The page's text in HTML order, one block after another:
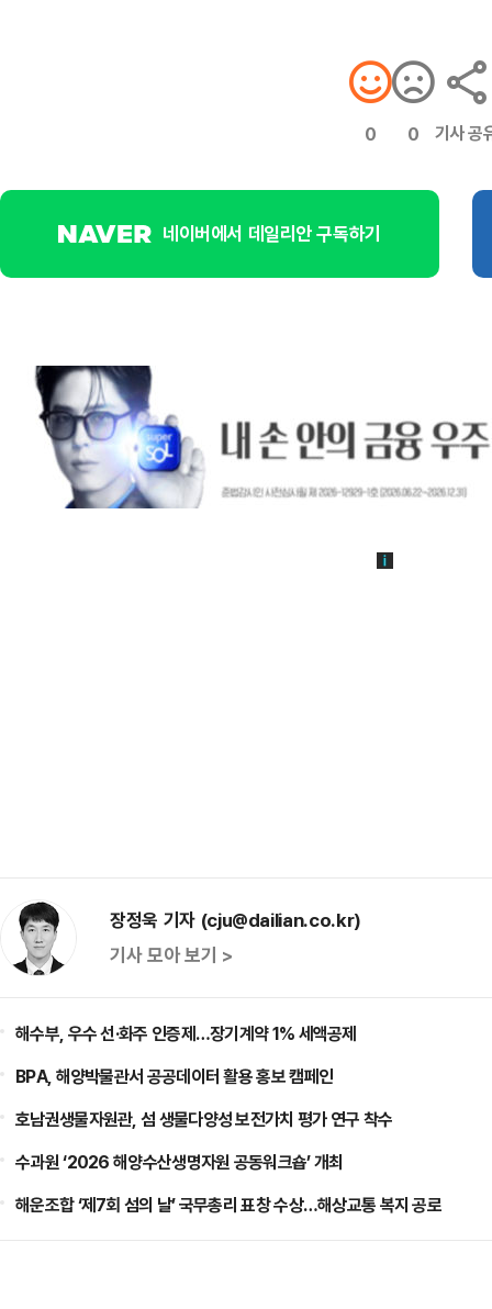
0 0 기사 공
네이버에서 데일리안 구독하기
장정욱 기자 (cju@dailian.co.kr)
기사 모아 보기 >
해수부, 우수 선·화주 인증제…장기계약 1% 세액공제
BPA, 해양박물관서 공공데이터 활용 홍보 캠페인
호남권생물자원관, 섬 생물다양성 보전가치 평가 연구 착수
수과원 ‘2026 해양수산생명자원 공동워크숍’ 개최
해운조합 ‘제7회 섬의 날’ 국무총리 표창 수상…해상교통 복지 공로